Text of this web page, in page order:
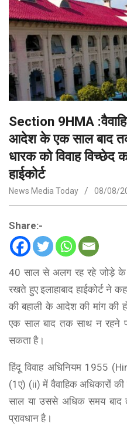
Section 9HMA
आदेश के एक साल बाद
धारक को विवाह विच्छेद
हाईकोर्ट
News Media Today 08/08/
Share:-
40 साल से अलग रह रहे जोड़े के
रखते हुए इलाहाबाद हाईकोर्ट ने
की बहाली के आदेश की मांग की
एक साल बाद तक साथ न रहने
सकता है।
हिंदू विवाह अधिनियम 1955
(1ए) (ii) में वैवाहिक अधिकारों
साल या उससे अधिक समय
प्रावधान है।